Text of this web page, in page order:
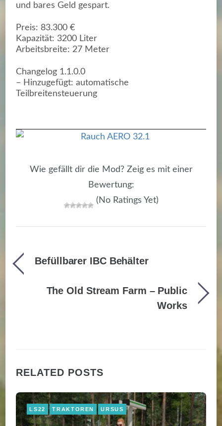
und bares Geld gespart.
Preis: 83.300 €
Kapazität: 3200 Liter
Arbeitsbreite: 27 Meter
Changelog 1.1.0.0
– Hinzugefügt: automatische
Teilbreitensteuerung
Wie gefällt dir die Mod? Zeig es mit einer
Bewertung:
(No Ratings Yet)
Befüllbarer IBC Behälter
The Old Stream Farm – Public
Works
RELATED POSTS
LS22 TRAKTOREN URSUS